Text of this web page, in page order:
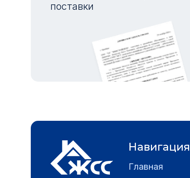
поставки
Навигация
Главная